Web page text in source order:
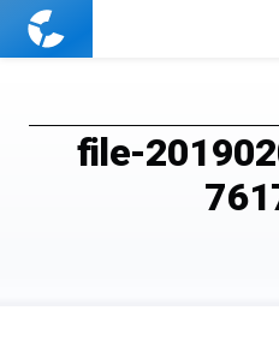
Cuaderno
file-